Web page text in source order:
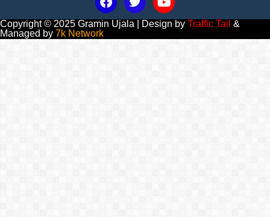
Copyright © 2025 Gramin Ujala | Design by Traffic Tail &
Managed by 7k Network